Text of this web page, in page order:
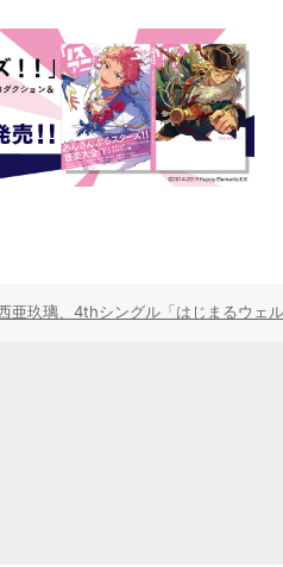
亜玖璃、4thシングル「はじまるウェ